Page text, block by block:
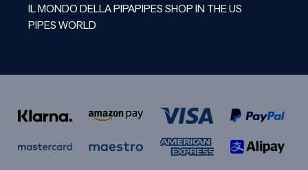
IL MONDO DELLA PIPAPIPES SHOP IN THE US
PIPES WORLD